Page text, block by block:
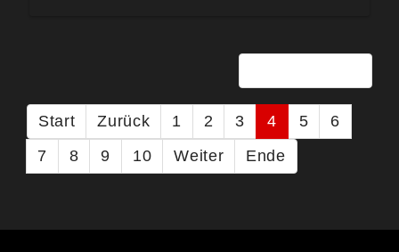
Start Zurück 1 2 3 4 5
6
7
8 9 10 Weiter Ende